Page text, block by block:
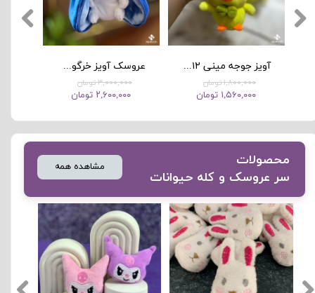
عروسک آویز خرگوش سورپرایزی مینی در چند رنگ متنوع ۲۰ تایی
۳,۰۰۰,۰۰۰ تومان
۲,۶۰۰,۰۰۰ تومان
آویز جوجه مینی ۱۲ تایی مناسب باکس ولنتاین و بوکت و دستگل
۱,۸۰۰,۰۰۰ تومان
۱,۵۶۰,۰۰۰ تومان
مشاهده همه
​محصولات
سر عروسک و کله حیوانات